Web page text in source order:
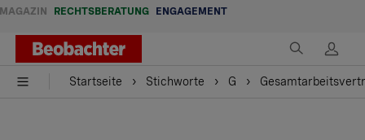
MAGAZIN RECHTSBERATUNG ENGAGEMENT
Startseite Stichworte G